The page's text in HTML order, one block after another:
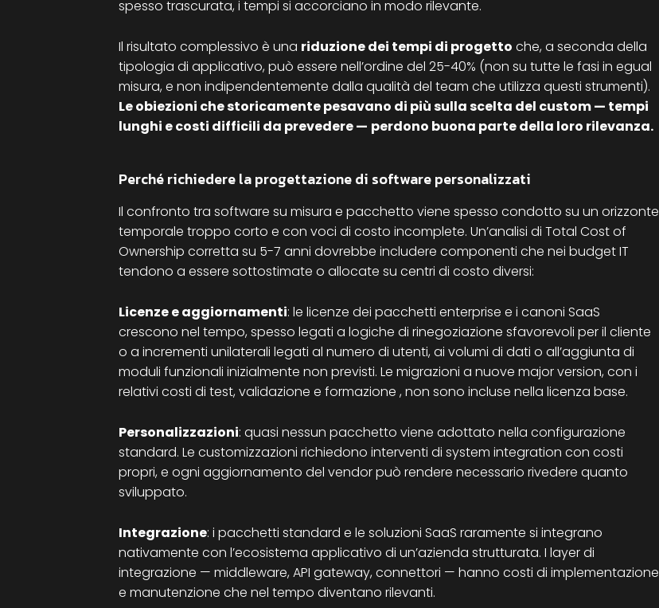
spesso trascurata, i tempi si accorciano in modo rilevante.
Il risultato complessivo è una riduzione dei tempi di progetto che, a seconda della
tipologia di applicativo, può essere nell’ordine del 25-40% (non su tutte le fasi in egual
misura, e non indipendentemente dalla qualità del team che utilizza questi strumenti).
Le obiezioni che storicamente pesavano di più sulla scelta del custom — tempi
lunghi e costi difficili da prevedere — perdono buona parte della loro rilevanza.
Perché richiedere la progettazione di software personalizzati
Il confronto tra software su misura e pacchetto viene spesso condotto su un orizzonte
temporale troppo corto e con voci di costo incomplete. Un’analisi di Total Cost of
Ownership corretta su 5-7 anni dovrebbe includere componenti che nei budget IT
tendono a essere sottostimate o allocate su centri di costo diversi:
Licenze e aggiornamenti: le licenze dei pacchetti enterprise e i canoni SaaS
crescono nel tempo, spesso legati a logiche di rinegoziazione sfavorevoli per il cliente
o a incrementi unilaterali legati al numero di utenti, ai volumi di dati o all’aggiunta di
moduli funzionali inizialmente non previsti. Le migrazioni a nuove major version, con i
relativi costi di test, validazione e formazione , non sono incluse nella licenza base.
Personalizzazioni: quasi nessun pacchetto viene adottato nella configurazione
standard. Le customizzazioni richiedono interventi di system integration con costi
propri, e ogni aggiornamento del vendor può rendere necessario rivedere quanto
sviluppato.
Integrazione: i pacchetti standard e le soluzioni SaaS raramente si integrano
nativamente con l’ecosistema applicativo di un’azienda strutturata. I layer di
integrazione — middleware, API gateway, connettori — hanno costi di implementazione
e manutenzione che nel tempo diventano rilevanti.